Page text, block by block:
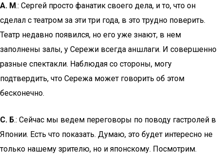
А. М.: Сергей просто фанатик своего дела, и то, что он
сделал с театром за эти три года, в это трудно поверить.
Театр недавно появился, но его уже знают, в нем
заполнены залы, у Сережи всегда аншлаги. И совершенно
разные спектакли. Наблюдая со стороны, могу
подтвердить, что Сережа может говорить об этом
бесконечно.
С. Б.: Сейчас мы ведем переговоры по поводу гастролей в
Японии. Есть что показать. Думаю, это будет интересно не
только нашему зрителю, но и японскому. Посмотрим.